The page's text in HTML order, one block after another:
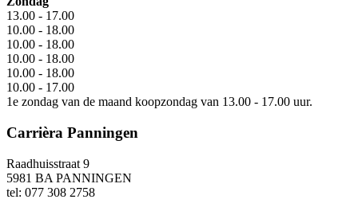
13.00 - 17.00
10.00 - 18.00
10.00 - 18.00
10.00 - 18.00
10.00 - 18.00
10.00 - 17.00
1e zondag van de maand koopzondag van 13.00 - 17.00 uur.
Carrièra Panningen
Raadhuisstraat 9
5981 BA PANNINGEN
tel: 077 308 2758